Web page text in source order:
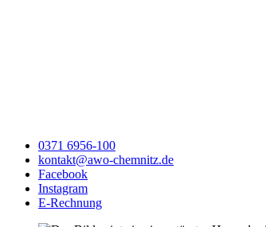
0371 6956-100
kontakt@awo-chemnitz.de
Facebook
Instagram
E-Rechnung